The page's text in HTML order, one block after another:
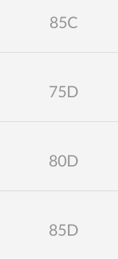
85C
75D
80D
85D